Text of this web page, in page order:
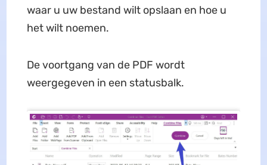
waar u uw bestand wilt opslaan en hoe u
het wilt noemen.
De voortgang van de PDF wordt
weergegeven in een statusbalk.